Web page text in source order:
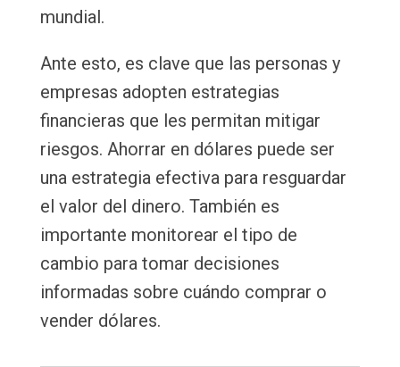
mundial.
Ante esto, es clave que las personas y
empresas adopten estrategias
financieras que les permitan mitigar
riesgos. Ahorrar en dólares puede ser
una estrategia efectiva para resguardar
el valor del dinero. También es
importante monitorear el tipo de
cambio para tomar decisiones
informadas sobre cuándo comprar o
vender dólares.